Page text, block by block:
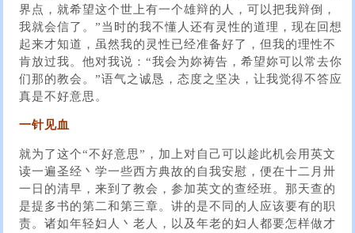
界点，就希望这个世上有一个雄辩的人，可以把我辩倒，
我就会信了。”当时的我不懂人还有灵性的道理，现在回想
起来才知道，虽然我的灵性已经准备好了，但我的理性不
肯放过我。他对我说：“我会为妳祷告，希望妳可以常去你
们那的教会。”语气之诚恳，态度之坚决，让我觉得不答应
真是不好意思。
一针见血
就为了这个“不好意思”，加上对自己可以趁此机会用英文
读一遍圣经丶学一些西方典故的自我安慰，便在十二月卅
一日的清早，来到了教会，参加英文的查经班。那天查的
是提多书的第二和第三章。讲的是不同的人应该要有的职
责。诸如年轻妇人丶老人，以及年老的妇人都要怎样做才